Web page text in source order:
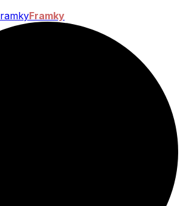
Framky